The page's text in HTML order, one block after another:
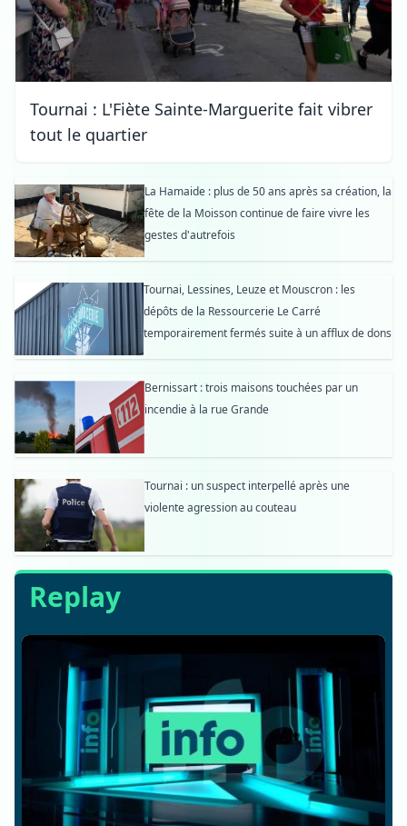
Tournai : L'Fiète Sainte-Marguerite fait vibrer
tout le quartier
La Hamaide : plus de 50 ans après sa création, la
fête de la Moisson continue de faire vivre les
gestes d'autrefois
Tournai, Lessines, Leuze et Mouscron : les
dépôts de la Ressourcerie Le Carré
temporairement fermés suite à un afflux de dons
Bernissart : trois maisons touchées par un
incendie à la rue Grande
Tournai : un suspect interpellé après une
violente agression au couteau
Replay